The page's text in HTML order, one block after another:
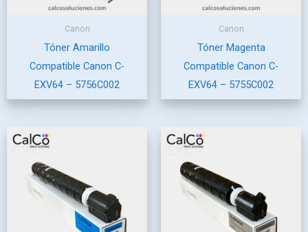
Canon
Tóner Amarillo
Compatible Canon C-
EXV64 – 5756C002
Canon
Tóner Magenta
Compatible Canon C-
EXV64 – 5755C002